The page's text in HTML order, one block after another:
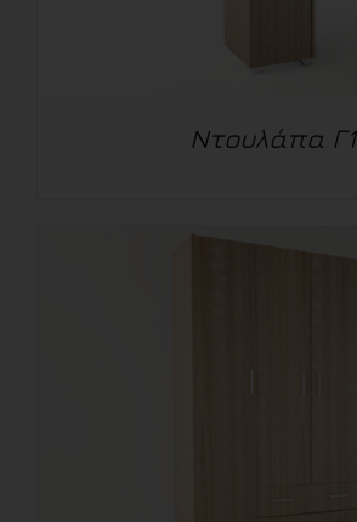
Ντουλάπα Γ1